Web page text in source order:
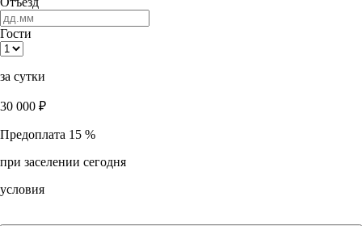
Гости
за сутки
30 000 ₽
Предоплата 15 %
при заселении сегодня
условия